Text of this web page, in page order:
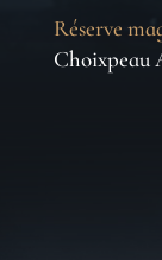
Réserve
Choixpeau